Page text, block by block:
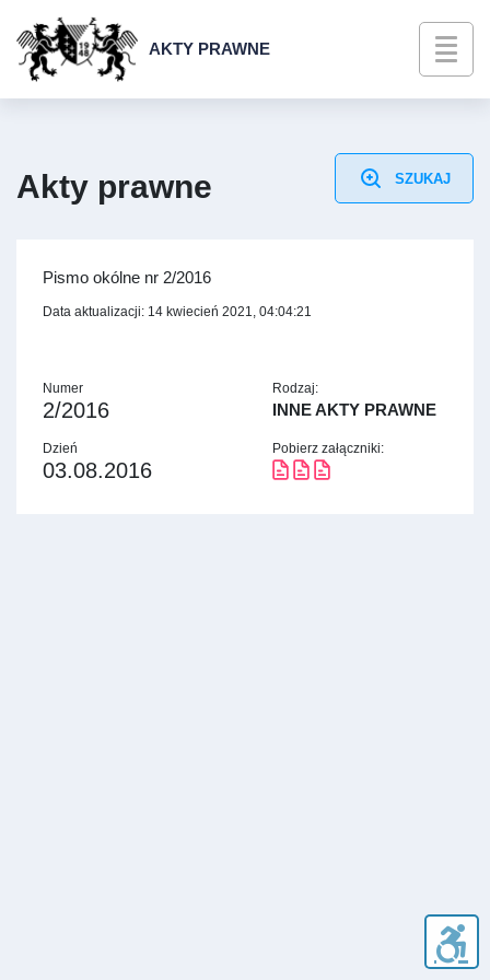
AKTY PRAWNE
SZUKAJ
Akty prawne
Numer
2/2016
Dzień
03.08.2016
Pismo okólne nr 2/2016
Data aktualizacji: 14 kwiecień 2021, 04:04:21
Rodzaj:
INNE AKTY PRAWNE
Pobierz załączniki: